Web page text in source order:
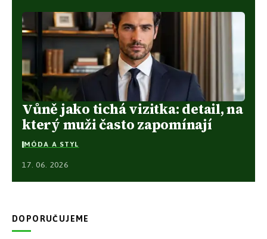
Vůně jako tichá vizitka: detail, na
který muži často zapomínají
MÓDA A STYL
17. 06. 2026
DOPORUČUJEME